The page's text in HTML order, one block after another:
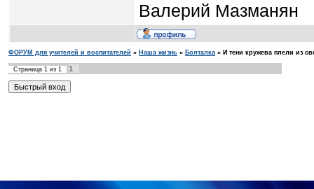
Валерий Мазманян
ФОРУМ для учителей и воспитателей » Наша жизнь » Болталка » И тени кружева плели из
Страница 1 из 1 1